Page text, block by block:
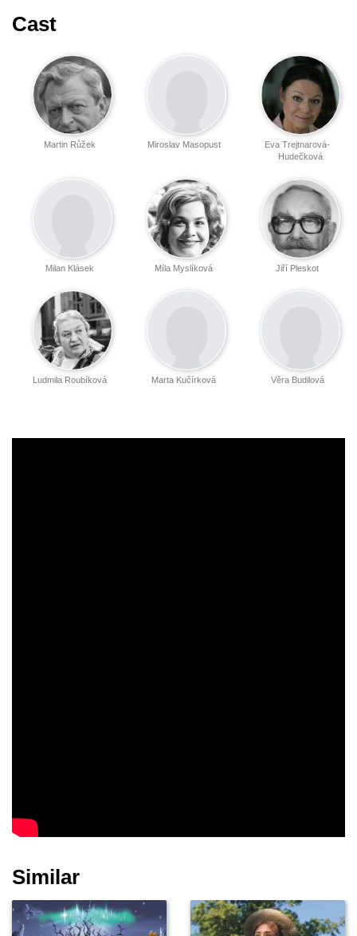
Cast
Eva Trejtnarová-
Hudečková
Miroslav Masopust
Martin Růžek
Jiří Pleskot
Míla Myslíková
Milan Klásek
Věra Budilová
Marta Kučírková
Ludmila Roubíková
Similar